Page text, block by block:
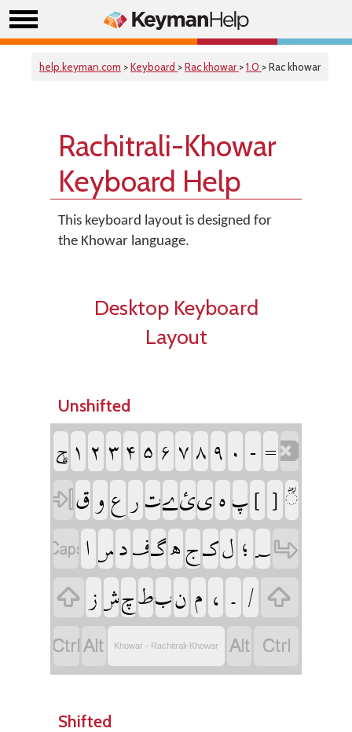
help.keyman.com >Keyboard >Rac khowar >1.0 > Rac khowar
Rachitrali-Khowar
Keyboard Help
This keyboard layout is designed for
the Khowar language.
Desktop Keyboard
Layout
Unshifted
‏ݯ‏ ‏ ‏‏ ‏ ‏ ‏‏ ‏ ‏ ‏ ‏‏
‏‏ ‏‏ ‏‏‏‏‏‏‏‏ ‏ ‏
‏ ‏ ‏‏‏‏‏‏‏‏ ‏‏‏
‏ ‏‏‏‏‏‏ ‏ ‏ ‏ ‏ ‏
‏‏ Khowar - Rachitrali-Khowar ‏ ‏
Shifted